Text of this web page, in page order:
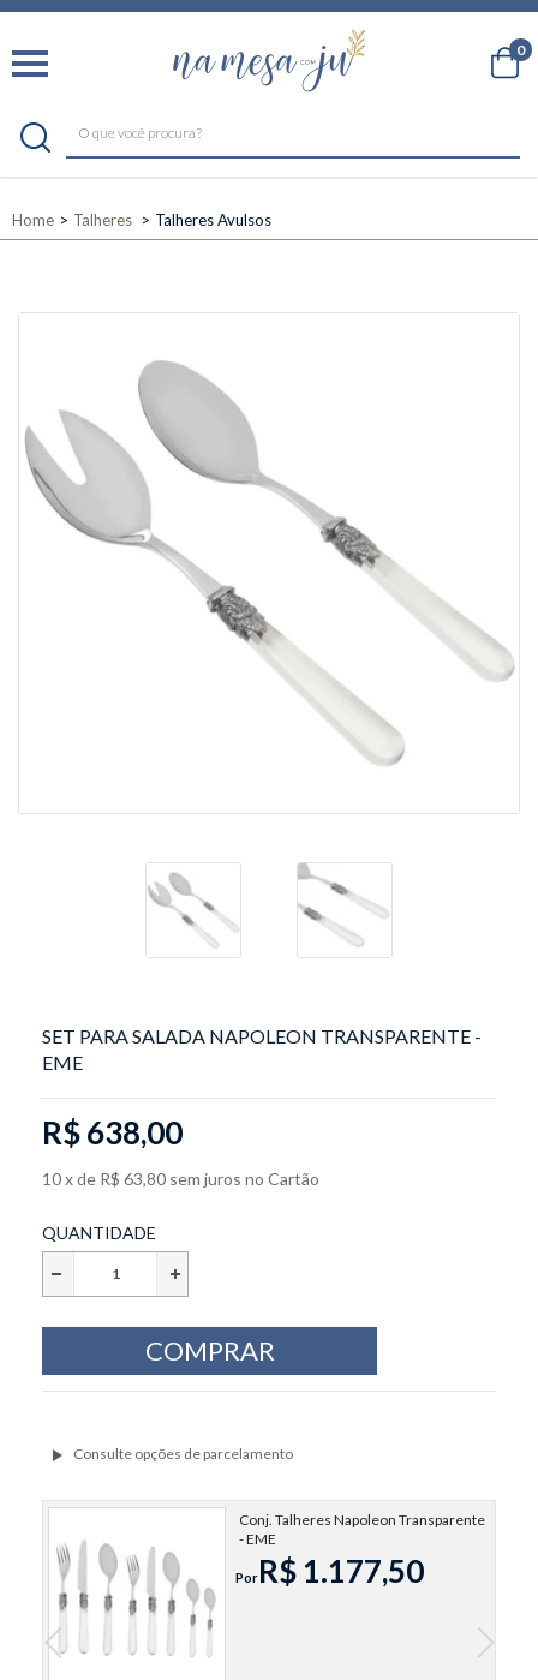
0
Home Talheres Talheres Avulsos
SET PARA SALADA NAPOLEON TRANSPARENTE -
EME
R$ 638,00
10xde R$ 63,80 sem juros no Cartão
QUANTIDADE
Conj. Talheres Napoleon Transparente
- EME
R$ 1.177,50